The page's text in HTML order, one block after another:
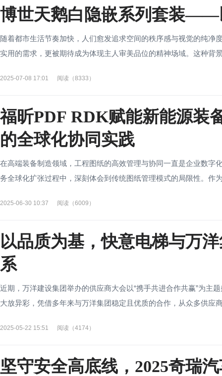
博世天鹅白隐嵌系列套装——
随着都市生活节奏加快，人们愈发追求空间的秩序感与视觉的纯净
实用的需求，更被期待成为体现主人审美品位的精神场域。这种背
2025-07-08 17:01 阅读（8333）
福昕PDF RDK赋能新能源装
的全球化协同实践
在高端装备制造领域，工程图纸的高效管理与协同一直是企业数字
务全球化扩张过程中，深刻体会到传统图纸管理模式的局限性。作
2025-06-30 10:37 阅读（6009）
以品质为基，快意电梯与万
系
近期，万洋建设集团举办的供应商大会以“携手共进合作共赢”为主
大放异彩，凭借多年来与万洋集团稳定且优质的合作，从众多供应
2025-05-22 15:51 阅读（4174）
坚守安全高底线，2025奇瑞